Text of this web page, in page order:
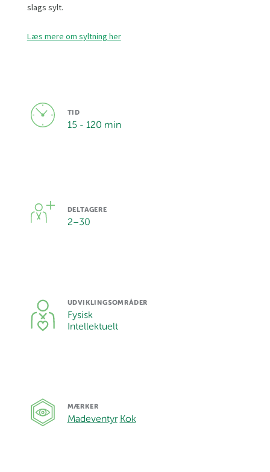
slags sylt.
Læs mere om syltning her
TID
15 - 120 min
DELTAGERE
2–30
UDVIKLINGSOMRÅDER
Fysisk
Intellektuelt
MÆRKER
Madeventyr Kok